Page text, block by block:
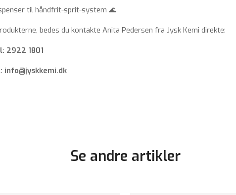
til håndfrit-sprit-system 🌊
bedes du kontakte Anita Pedersen fra Jysk Kemi direkte:
2922 1801
info@jyskkemi.dk
Se andre artikler